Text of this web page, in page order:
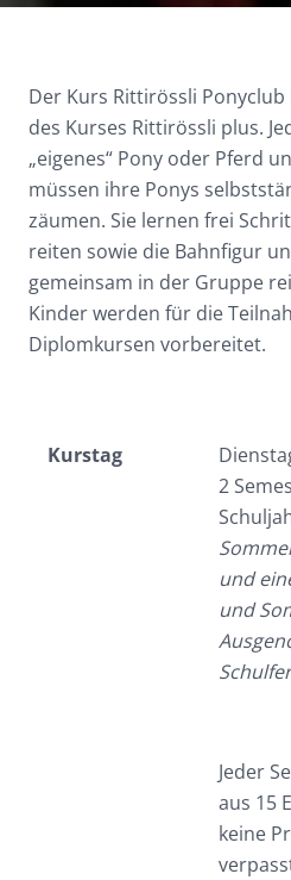
Der Kurs Rittirössli
des Kurses Rittirössli plus.
„eigenes“ Pony oder Pferd
müssen ihre Ponys
zäumen. Sie lernen frei
reiten sowie die Bahnfigur
gemeinsam in der Gruppe
Kinder werden für die
Diplomkursen vorbereitet.
Kurstag
2
und
und
Jeder
aus 15
keine